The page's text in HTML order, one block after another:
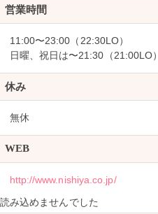
営業時間
11:00〜23:00（22:30LO）
日曜、祝日は〜21:30（21:00LO）
休み
無休
WEB
http://www.nishiya.co.jp/
読み込めませんでした